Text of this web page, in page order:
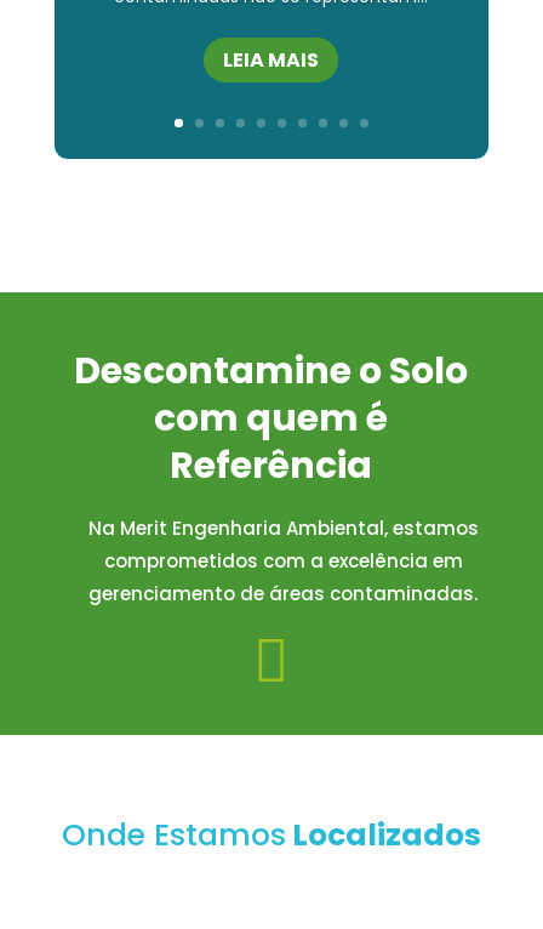
LEIA MAIS
Descontamine o Solo
com quem é
Referência
Na Merit Engenharia Ambiental, estamos
comprometidos com a excelência em
gerenciamento de áreas contaminadas.

Onde Estamos Localizados